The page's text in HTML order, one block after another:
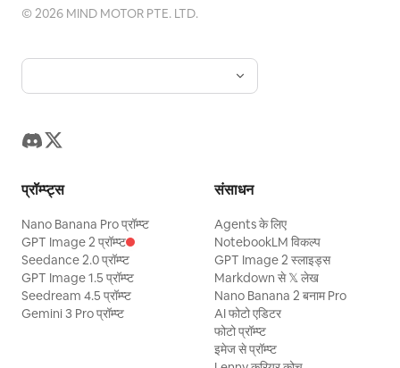
©2026 MIND MOTOR PTE. LTD.
प्रॉम्प्ट्स
Nano Banana Pro प्रॉम्प्ट
GPT Image 2 प्रॉम्प्ट
Seedance 2.0 प्रॉम्प्ट
GPT Image 1.5 प्रॉम्प्ट
Seedream 4.5 प्रॉम्प्ट
Gemini 3 Pro प्रॉम्प्ट
संसाधन
Agents के लिए
NotebookLM विकल्प
GPT Image 2 स्लाइड्स
Markdown से 𝕏 लेख
Nano Banana 2 बनाम Pro
AI फोटो एडिटर
फोटो प्रॉम्प्ट
इमेज से प्रॉम्प्ट